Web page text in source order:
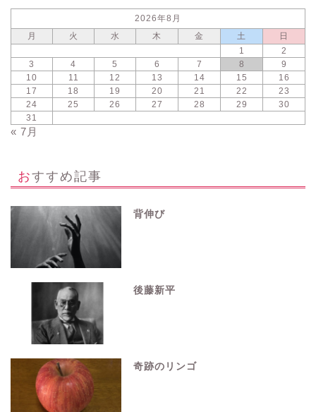
2026年8月
月
火 水 木 金 土
日
1
2
3
4 5 6 7 8
9
10
11 12 13 14 15
16
17
18 19 20 21 22
23
24
25 26 27 28 29
30
31
« 7月
おすすめ記事
背伸び
後藤新平
奇跡のリンゴ